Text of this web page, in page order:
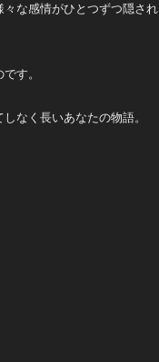
な感情がひとつずつ隠され
す。
なく長いあなたの物語。